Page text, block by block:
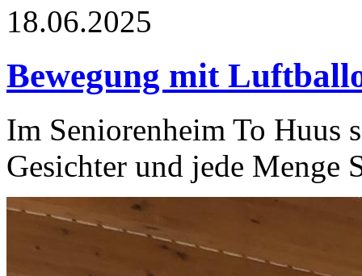
18.06.2025
Bewegung mit
Im Seniorenheim To Huus
Gesichter und jede Menge